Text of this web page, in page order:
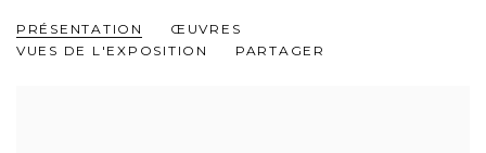
PRÉSENTATION
ŒUVRES
VUES DE L'EXPOSITION
PARTAGER